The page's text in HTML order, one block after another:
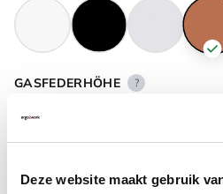
Deze website maakt gebruik
GASFEDERHÖHE ?